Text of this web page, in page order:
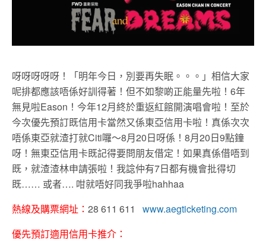
呀呀呀呀呀！「明年今日，別要再失眠。。。」相信大家
呢排都應該唔係好訓得著！但不如黎啲正能量先啦！6年
無見啦Eason！今年12月終於重返紅館開演唱會啦！至於
今次優先預訂既信用卡當然又係東亞信用卡啦！真係次次
唔係東亞就渣打就Citi囉～8月20日呀係！8月20日9點鐘
呀！無東亞信用卡既記得要問朋友借定！如果真係借唔到
既，就渣渣林申請張啦！我諗仲有7日都有機會批得切
既…… 或者…. 咁就唔好同我爭啦hahhaa
熱線及購票網址： 28 611 611 www.aegticketing.com
優先預訂適用信用卡推介：